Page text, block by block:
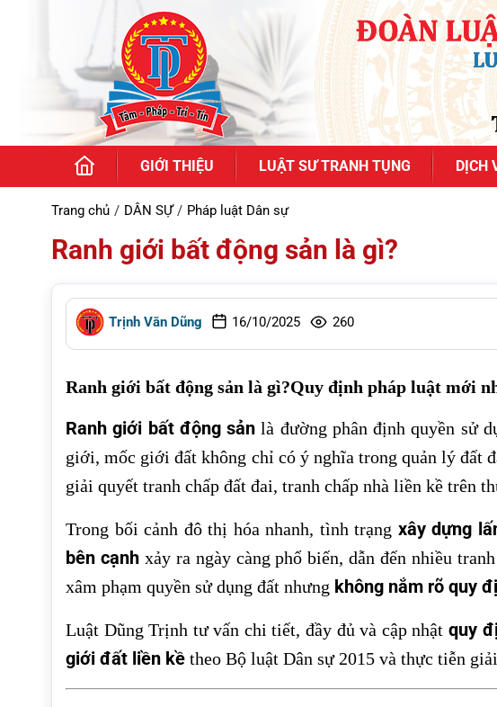
GIỚI THIỆU LUẬT SƯ TRANH TỤNG DỊCH
Trang chủ DÂN SỰ Pháp luật Dân sự
Ranh giới bất động sản là gì?
Trịnh Văn Dũng 16/10/2025 260
Ranh giới bất động sản là gì?Quy định pháp luật mới
Ranh giới bất động sản là đường phân định quyền sử
giới, mốc giới đất không chỉ có ý nghĩa trong quản lý đất
giải quyết tranh chấp đất đai, tranh chấp nhà liền kề trên
Trong bối cảnh đô thị hóa nhanh, tình trạng xây dựng
bên cạnhxảy ra ngày càng phổ biến, dẫn đến nhiều
xâm phạm quyền sử dụng đất nhưng không nắm rõ quy
Luật Dũng Trịnh tư vấn chi tiết, đầy đủ và cập nhật quy
giới đất liền kề theo Bộ luật Dân sự 2015 và thực tiễn